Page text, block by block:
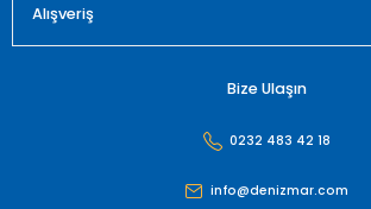
Alışveriş
Bize Ulaşın
0232 483 42 18
info@denizmar.com